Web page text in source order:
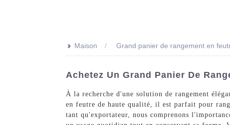
>> Maison Grand panier de rangement en
Achetez Un Grand Panier De
À la recherche d'une solution de rangement
en feutre de haute qualité, il est parfait pour
tant qu'exportateur, nous comprenons